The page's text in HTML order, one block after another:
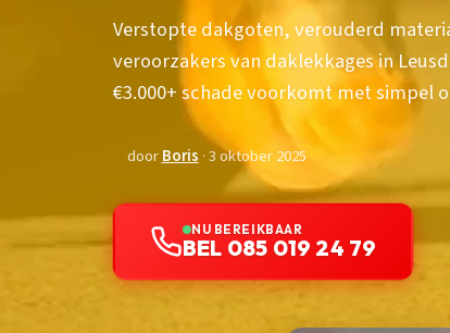
Verstopte dakgoten, verouderd
veroorzakers van daklekkages in
€3.000+ schade voorkomt met simpel
doorBoris · 3 oktober 2025
NU BEREIKBAAR
BEL 085 019 24 79